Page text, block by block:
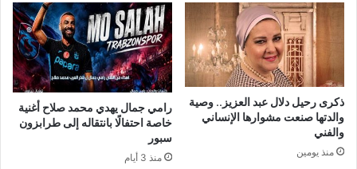
ذكرى رحيل دلال عبد العزيز.. وصية
والدتها صنعت مشوارها الإنساني
والفني
منذ يومين
رامي جمال يهدي محمد صلاح أغنية
خاصة احتفالًا بانتقاله إلى طرابزون
سبور
منذ 3 أيام